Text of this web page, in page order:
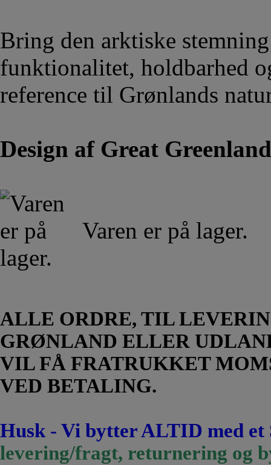
Bring den arktiske
funktionalitet, holdbarhed
reference til Grønlands
Design af Great Greenland
Varen er på lager.
ALLE ORDRE, TIL
GRØNLAND ELLER
VIL FÅ FRATRUKKET
VED BETALING.
Husk - Vi bytter ALTID med
levering/fragt, returnering og